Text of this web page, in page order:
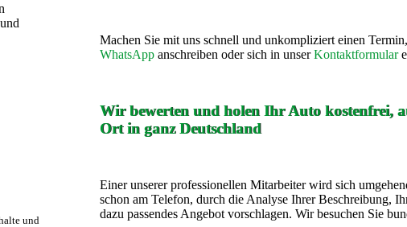
und
Machen Sie mit uns schnell und unkompliziert einen
WhatsApp anschreiben oder sich in unserKontaktformular
Wir bewerten und holen Ihr Auto kostenfrei,
Ort in ganz Deutschland
Einer unserer professionellen Mitarbeiter wird sich
schon am Telefon, durch die Analyse Ihrer Beschreibung,
dazu passendes Angebot vorschlagen. Wir besuchen Sie